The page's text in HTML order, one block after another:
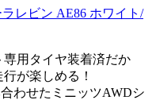
レビン AE86 ホワイト/
用タイヤ装着済だか
が楽しめる！
わせたミニッツAWDシ